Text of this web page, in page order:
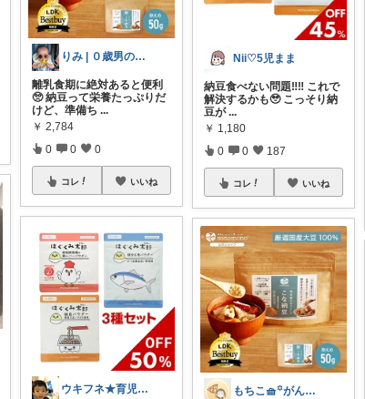
りみ | ０歳男の子ママ👶
離乳食期に絶対あると便利
🥺 納豆って栄養たっぷりだ
けど、準備ち ...
￥ 2,784
0 0 0
コレ いいね
ウキフネ★育児・子育てが楽になるアイテム
Nii♡5児まま
納豆食べない問題‼️‼️ これで
解決するかも🥹 こっそり納
豆が ...
￥ 1,180
0 0 187
コレ いいね
もちこ🧺꙳がんばらない3児ママの暮らし